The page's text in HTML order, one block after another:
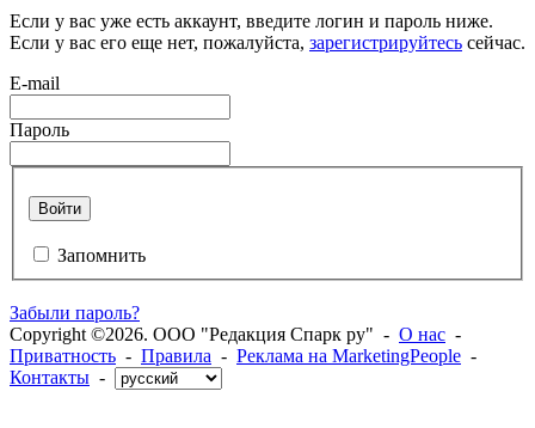
Если у вас уже есть аккаунт, введите логин и пароль ниже.
Если у вас его еще нет, пожалуйста, зарегистрируйтесь сейчас.
E-mail
Пароль
Войти
Запомнить
Забыли пароль?
Copyright ©2026. ООО "Редакция Спарк ру" - О нас -
Приватность - Правила - Реклама на MarketingPeople -
Контакты -